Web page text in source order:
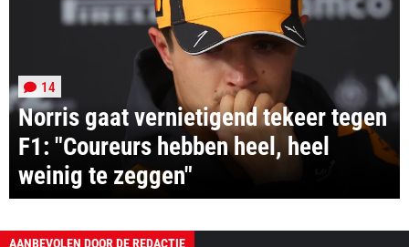
Norris gaat vernietigend tekeer tegen
F1: "Coureurs hebben heel, heel
weinig te zeggen"
14
AANBEVOLEN DOOR DE REDACTIE